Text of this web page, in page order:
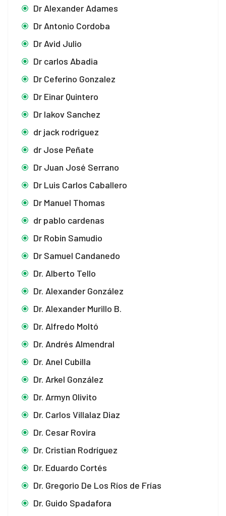
Dr Alexander Adames
Dr Antonio Cordoba
Dr Avid Julio
Dr carlos Abadia
Dr Ceferino Gonzalez
Dr Einar Quintero
Dr Iakov Sanchez
dr jack rodriguez
dr Jose Peñate
Dr Juan José Serrano
Dr Luis Carlos Caballero
Dr Manuel Thomas
dr pablo cardenas
Dr Robin Samudio
Dr Samuel Candanedo
Dr. Alberto Tello
Dr. Alexander González
Dr. Alexander Murillo B.
Dr. Alfredo Moltó
Dr. Andrés Almendral
Dr. Anel Cubilla
Dr. Arkel González
Dr. Armyn Olivito
Dr. Carlos Villalaz Diaz
Dr. Cesar Rovira
Dr. Cristian Rodríguez
Dr. Eduardo Cortés
Dr. Gregorio De Los Ríos de Frías
Dr. Guido Spadafora